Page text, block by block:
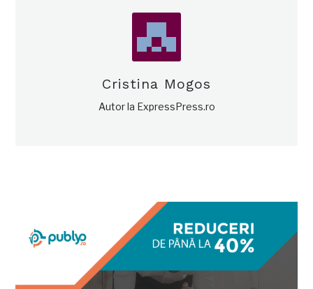
Cristina Mogos
Autor la ExpressPress.ro